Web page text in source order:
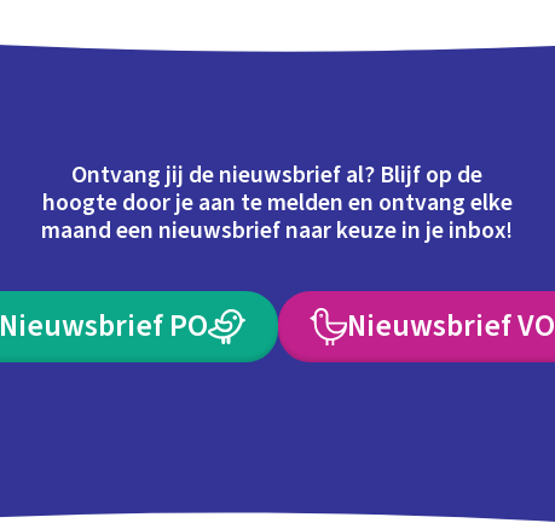
Ontvang jij de nieuwsbrief al? Blijf op de
hoogte door je aan te melden en ontvang elke
maand een nieuwsbrief naar keuze in je inbox!
Nieuwsbrief PO Nieuwsbrief VO